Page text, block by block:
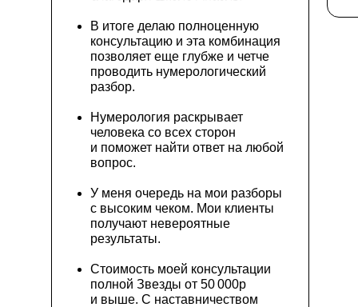
В итоге делаю полноценную
консультацию и эта комбинация
позволяет еще глубже и четче
проводить нумерологический
разбор.
Нумерология раскрывает
человека со всех сторон
и поможет найти ответ на любой
вопрос.
У меня очередь на мои разборы
с высоким чеком. Мои клиенты
получают невероятные
результаты.
Стоимость моей консультации
полной Звезды от 50 000р
и выше. С наставничеством